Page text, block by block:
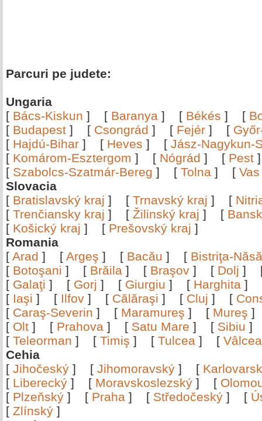
Parcuri pe judete:
Ungaria
[ Bács-Kiskun ] [ Baranya ] [ Békés ] [
[ Budapest ] [ Csongrád ] [ Fejér ] [
[ Hajdú-Bihar ] [ Heves ] [ Jász-Nagykun-
[ Komárom-Esztergom ] [ Nógrád ] [ Pest
[ Szabolcs-Szatmár-Bereg ] [ Tolna ] [ Vas
Slovacia
[ Bratislavský kraj ] [ Trnavský kraj ] [
[ Trenčiansky kraj ] [ Žilinský kraj ] [
[ Košický kraj ] [ Prešovský kraj ]
Romania
[ Arad ] [ Argeş ] [ Bacău ] [ Bistriţa-
[ Botoşani ] [ Brăila ] [ Braşov ] [ Dolj ]
[ Galaţi ] [ Gorj ] [ Giurgiu ] [ Harghita ]
[ Iaşi ] [ Ilfov ] [ Călăraşi ] [ Cluj ] [
[ Caraş-Severin ] [ Maramureş ] [ Mureş
[ Olt ] [ Prahova ] [ Satu Mare ] [ Sibiu
[ Teleorman ] [ Timiş ] [ Tulcea ] [
Cehia
[ Jihočeský ] [ Jihomoravský ] [
[ Liberecký ] [ Moravskoslezský ] [
[ Plzeňský ] [ Praha ] [ Středočeský ] [
[ Zlínský ]